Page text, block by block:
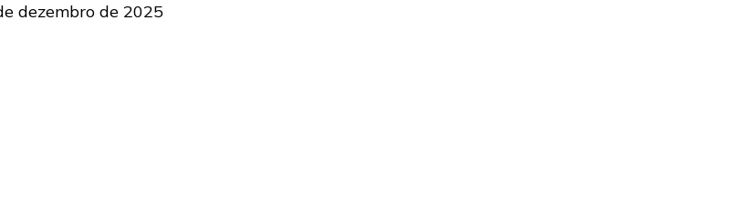
dezembro de 2025